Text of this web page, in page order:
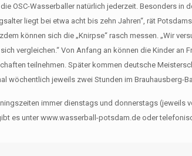
OSC-Wasserballer natürlich jederzeit. Besonders in
liegt bei etwa acht bis zehn Jahren“, rät
können sich die „Knirpse“ rasch messen. „Wir
vergleichen.“ Von Anfang an können die Kinder an
teilnehmen. Später kommen deutsche
wöchentlich jeweils zwei Stunden im Brauhausberg-
immer dienstags und donnerstags (jeweils
es unter www.wasserball-potsdam.de oder